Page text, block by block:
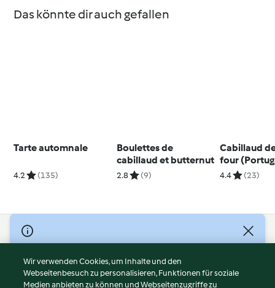
Das könnte dir auch gefallen
Tarte automnale
4.2 (135)
Boulettes de
cabillaud et butternut
2.8 (9)
Cabillaud
four
4.4 (23)
© Copyright 2026
Nutzungsbedingungen
Datenschutzrichtlinien
Wir verwenden Cookies, um Inhalte und den
Webseitenbesuch zu personalisieren, Funktionen für soziale
Medien anbieten zu können und Webseitenzugriffe zu